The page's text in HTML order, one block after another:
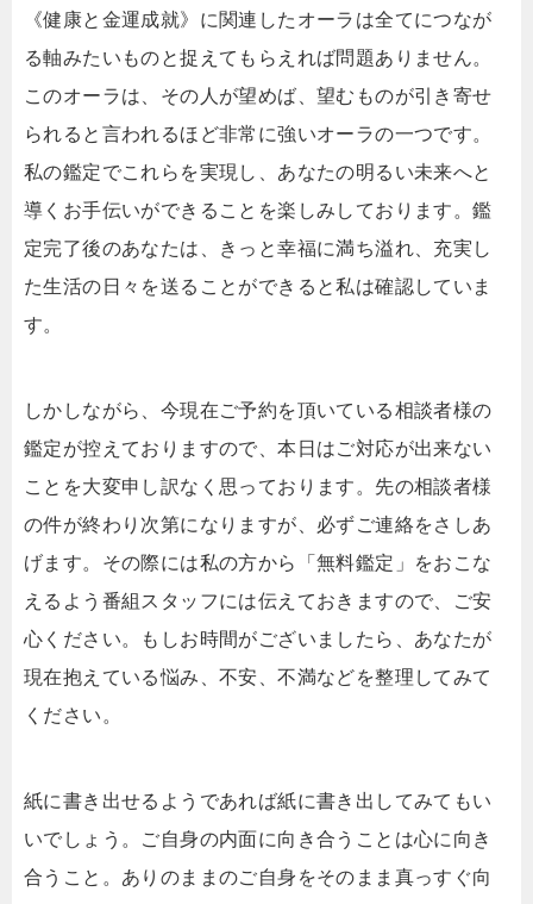
《健康と金運成就》に関連したオーラは全てにつなが
る軸みたいものと捉えてもらえれば問題ありません。
このオーラは、その人が望めば、望むものが引き寄せ
られると言われるほど非常に強いオーラの一つです。
私の鑑定でこれらを実現し、あなたの明るい未来へと
導くお手伝いができることを楽しみしております。鑑
定完了後のあなたは、きっと幸福に満ち溢れ、充実し
た生活の日々を送ることができると私は確認していま
す。
しかしながら、今現在ご予約を頂いている相談者様の
鑑定が控えておりますので、本日はご対応が出来ない
ことを大変申し訳なく思っております。先の相談者様
の件が終わり次第になりますが、必ずご連絡をさしあ
げます。その際には私の方から「無料鑑定」をおこな
えるよう番組スタッフには伝えておきますので、ご安
心ください。もしお時間がございましたら、あなたが
現在抱えている悩み、不安、不満などを整理してみて
ください。
紙に書き出せるようであれば紙に書き出してみてもい
いでしょう。ご自身の内面に向き合うことは心に向き
合うこと。ありのままのご自身をそのまま真っすぐ向